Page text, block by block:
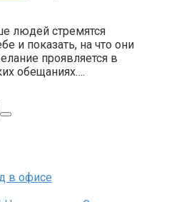
людей стремятся
и показать, на что они
проявляется в
обещаниях….
в офисе